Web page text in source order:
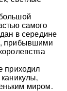
самого
в середине
прибывшими
приходил
миром.